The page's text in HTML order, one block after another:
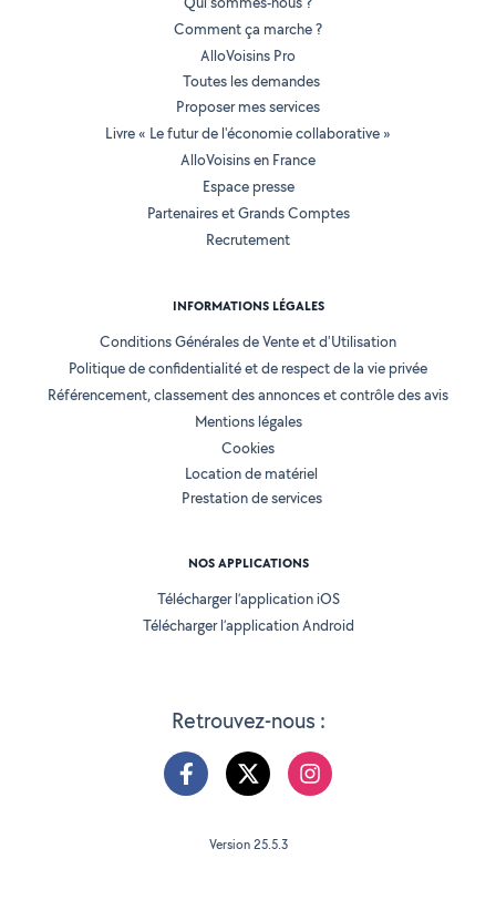
Retrouvez-nous :
Comment ça marche ?
AlloVoisins Pro
Toutes les demandes
Proposer mes services
Livre « Le futur de l'économie collaborative »
AlloVoisins en France
Espace presse
Partenaires et Grands Comptes
Recrutement
INFORMATIONS LÉGALES
Conditions Générales de Vente et d'Utilisation
Politique de confidentialité et de respect de la vie privée
Référencement, classement des annonces et contrôle des avis
Mentions légales
Cookies
Location de matériel
Prestation de services
NOS APPLICATIONS
Télécharger l’application iOS
Télécharger l’application Android
Version 25.5.3